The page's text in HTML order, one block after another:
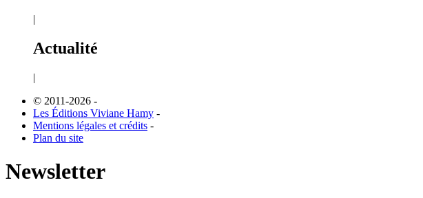
|
Actualité
|
© 2011-2026 -
Les Éditions Viviane Hamy -
Mentions légales et crédits -
Plan du site
Newsletter